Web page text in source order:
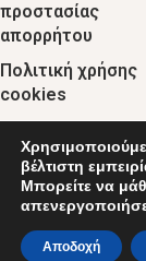
προστασίας
απορρήτου
Πολιτική χρήσης
cookies
βέλτιστη
Μπορείτε να
Αποδοχή